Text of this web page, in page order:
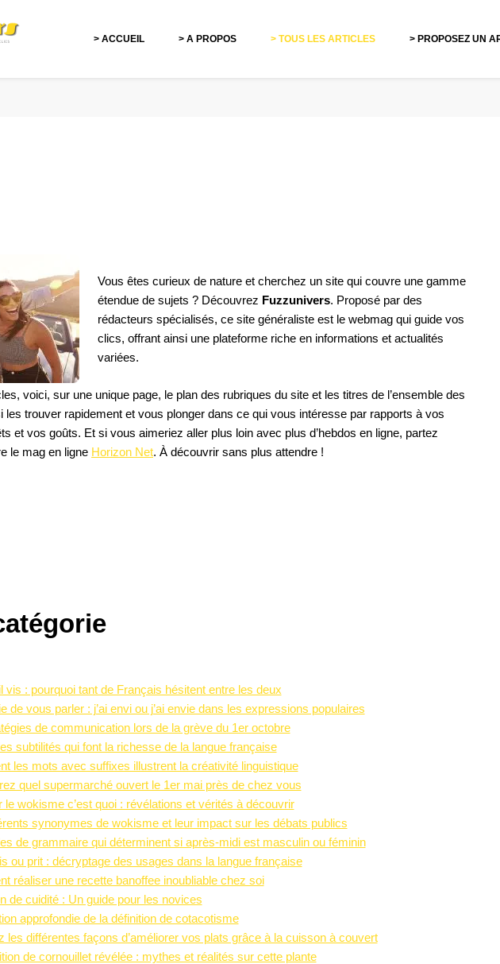
> ACCUEIL > A PROPOS > TOUS LES ARTICLES > PROPOSEZ UN
Vous êtes curieux de nature et cherchez un site qui couvre une gamme
étendue de sujets ? Découvrez Fuzzunivers. Proposé par des
rédacteurs spécialisés, ce site généraliste est le webmag qui guide vos
clics, offrant ainsi une plateforme riche en informations et actualités
variées.
voici, sur une unique page, le plan des rubriques du site et les titres de l’ensemble des
les trouver rapidement et vous plonger dans ce qui vous intéresse par rapports à vos
et vos goûts. Et si vous aimeriez aller plus loin avec plus d’hebdos en ligne, partez
le mag en ligne Horizon Net. À découvrir sans plus attendre !
vis : pourquoi tant de Français hésitent entre les deux
de vous parler : j’ai envi ou j’ai envie dans les expressions populaires
de communication lors de la grève du 1er octobre
subtilités qui font la richesse de la langue française
les mots avec suffixes illustrent la créativité linguistique
quel supermarché ouvert le 1er mai près de chez vous
le wokisme c’est quoi : révélations et vérités à découvrir
synonymes de wokisme et leur impact sur les débats publics
de grammaire qui déterminent si après-midi est masculin ou féminin
ou prit : décryptage des usages dans la langue française
réaliser une recette banoffee inoubliable chez soi
de cuidité : Un guide pour les novices
approfondie de la définition de cotacotisme
les différentes façons d’améliorer vos plats grâce à la cuisson à couvert
de cornouillet révélée : mythes et réalités sur cette plante